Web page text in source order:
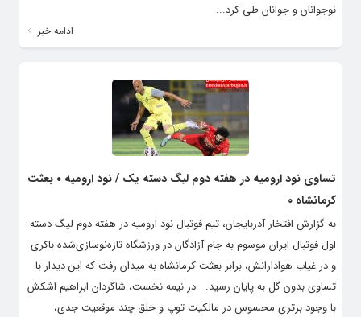
نوجوانان و جوانان طی کرد...
ادامه خبر
تساوی نود ارومیه در هفته دوم لیگ دسته یک / نود ارومیه ۰ بعثت
کرمانشاه ۰
به گزارش افتخار آذربایجان، تیم فوتبال نود ارومیه در هفته دوم لیگ دسته
اول فوتبال ایران موسوم به جام آزادگان در ورزشگاه تازه‌نوسازی‌شده باکری
و در غیاب هوادارانش، برابر بعثت کرمانشاه به میدان رفت که این دیدار با
تساوی بدون گل به پایان رسید. در نیمه نخست، شاگردان ابراهیم اشکش
با وجود برتری محسوس در مالکیت توپ و خلق چند موقعیت جدی،